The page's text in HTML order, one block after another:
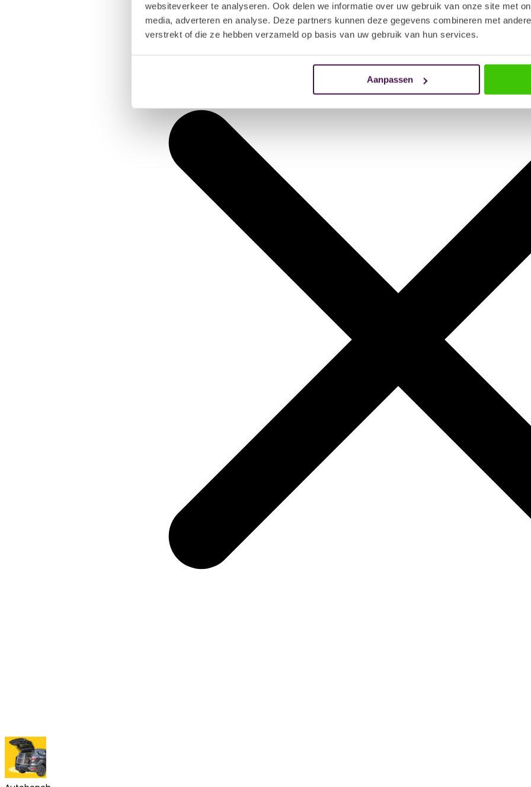
websiteverkeer te analyseren. Ook delen we informatie over uw gebruik van onze site met
media, adverteren en analyse. Deze partners kunnen deze gegevens combineren met
verstrekt of die ze hebben verzameld op basis van uw gebruik van hun services.
Aanpassen